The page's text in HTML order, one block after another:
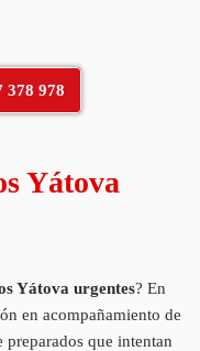
378 978
Yátova
Yátova urgentes? En
en acompañamiento de
preparados que intentan